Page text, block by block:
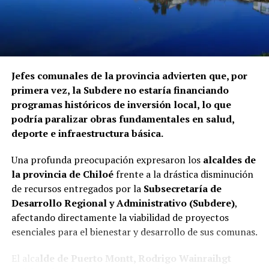
instituciones mencionadas ha informado si ha iniciado
fiscalizaciones y solicitará antecedentes a cada
organismo involucrado para determinar las
responsabilidades administrativas correspondientes.
Jefes comunales de la provincia advierten que, por
primera vez, la Subdere no estaría financiando
programas históricos de inversión local, lo que
podría paralizar obras fundamentales en salud,
deporte e infraestructura básica.
Una profunda preocupación expresaron los alcaldes de
la provincia de Chiloéfrente a la drástica disminución
de recursos entregados por la Subsecretaría de
Desarrollo Regional y Administrativo (Subdere),
afectando directamente la viabilidad de proyectos
esenciales para el bienestar y desarrollo de sus comunas.
El alca lde de Puerto Montt, Rodrigo Wainraihgt